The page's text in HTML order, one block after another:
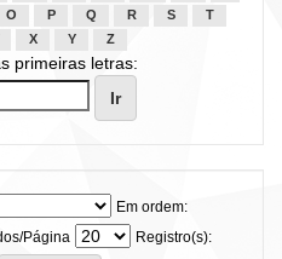
O P Q R S
T
X Y Z
primeiras letras:
Em ordem:
Página
Registro(s):